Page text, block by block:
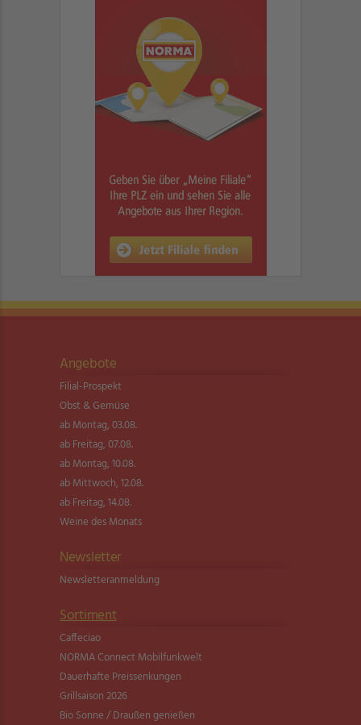
Angebote
Filial-Prospekt
Obst & Gemüse
ab Montag, 03.08.
ab Freitag, 07.08.
ab Montag, 10.08.
ab Mittwoch, 12.08.
ab Freitag, 14.08.
Weine des Monats
Newsletter
Newsletter­anmeldung
Sortiment
Caffeciao
NORMA Connect Mobilfunkwelt
Dauerhafte Preissenkungen
Grillsaison 2026
Bio Sonne / Draußen genießen